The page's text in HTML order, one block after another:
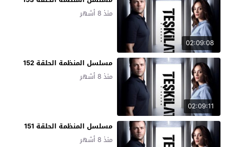
02:09:08
منذ 8 أشهر
02:09:11
مسلسل المنظمة الحلقة 152
منذ 8 أشهر
مسلسل المنظمة الحلقة 151
منذ 8 أشهر